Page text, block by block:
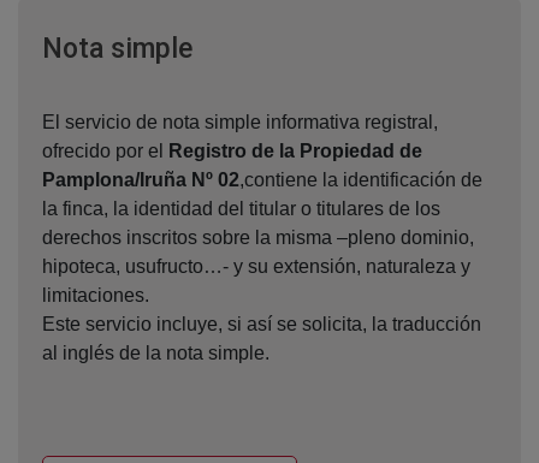
Nota simpleVentana nueva
El servicio de nota simple informativa registral,
ofrecido por el
Registro de la Propiedad de
Pamplona/Iruña Nº 02,contiene la identificación de
la finca, la identidad del titular o titulares de los
derechos inscritos sobre la misma –pleno dominio,
hipoteca, usufructo…- y su extensión, naturaleza y
limitaciones.
Este servicio incluye, si así se solicita, la traducción
al inglés de la nota simple.